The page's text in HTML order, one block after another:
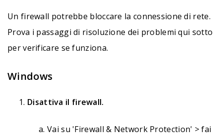
Un firewall potrebbe bloccare la connessione di rete.
Prova i passaggi di risoluzione dei problemi qui sotto
per verificare se funziona.
Windows
Disattiva il firewall.
Vai su 'Firewall & Network Protection' > fai